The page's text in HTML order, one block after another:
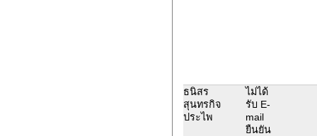
ธนิสร
สุนทรกิจ
ประไพ
ไม่ได้
รับ E-
mail
ยืนยัน